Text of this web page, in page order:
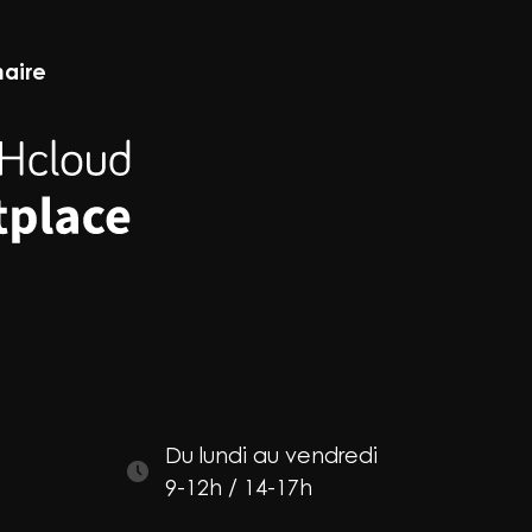
Du lundi au vendredi
9-12h / 14-17h